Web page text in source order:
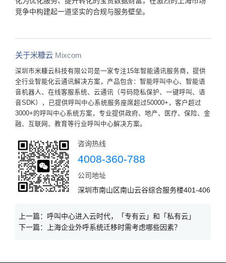
竞争中构建起一道坚实的合规与服务壁垒。
关于米糠云 Mixcom
深圳市米糠云科技有限公司是一家专注15年智能通讯服务商，提供
全行业智能化云通讯解决方案，产品包含：智能呼叫中心、智能语
音机器人、在线客服系统、云通讯（号码隐私保护、一键呼叫、语
音SDK），已提供呼叫中心系统服务座席超过50000+，客户超过
3000+的呼叫中心系统方案，专业提供政府、地产、医疗、保险、金
融、互联网、教育等行业呼叫中心解决方案。
咨询热线
4008-360-788
公司地址
深圳市南山区南山云谷综合服务楼401-406
上一篇： 呼叫中心进入云时代，「专有云」和「私有云」
下一篇：
上海企业外呼系统迁移时需考虑哪些因素？